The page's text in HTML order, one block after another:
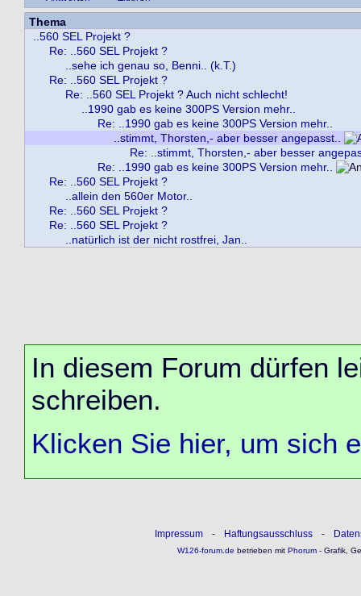
Thema
..560 SEL Projekt ?
Re: ..560 SEL Projekt ?
..sehe ich genau so, Benni.. (k.T.)
Re: ..560 SEL Projekt ?
Re: ..560 SEL Projekt ? Auch nicht schlecht!
..1990 gab es keine 300PS Version mehr..
Re: ..1990 gab es keine 300PS Version mehr..
..stimmt, Thorsten,- aber besser angepasst..
Re: ..stimmt, Thorsten,- aber besser
Re: ..1990 gab es keine 300PS Version mehr..
Re: ..560 SEL Projekt ?
..allein den 560er Motor..
Re: ..560 SEL Projekt ?
Re: ..560 SEL Projekt ?
..natürlich ist der nicht rostfrei, Jan..
In diesem Forum dürfen
schreiben.
Klicken Sie hier, um sich
Impressum - Haftungsausschluss -
W126-forum.de betrieben mitPhorum- Grafik,